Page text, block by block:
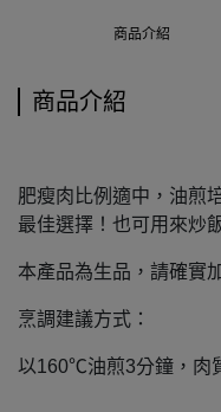
商品介紹
商品介紹
肥瘦肉比例適中，油煎
最佳選擇！也可用來炒
本產品為生品，請確實
烹調建議方式：
以160℃油煎3分鐘，肉